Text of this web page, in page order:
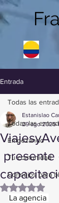
Entrada
Todas las
Empezando
Tu comunidad
Consejos para
Todas las
presente
Estanislao
29 ago 2025
Obtuvo
La agencia